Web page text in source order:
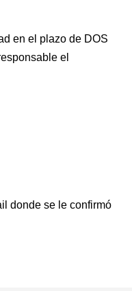
en el plazo de DOS
el
donde se le confirmó